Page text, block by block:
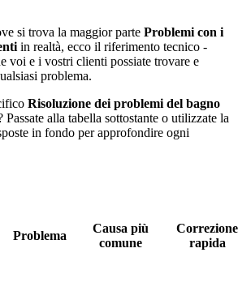
si trova la maggior parte Problemi con i
in realtà, ecco il riferimento tecnico -
voi e i vostri clienti possiate trovare e
problema.
Risoluzione dei problemi del bagno
Passate alla tabella sottostante o utilizzate la
in fondo per approfondire ogni
Problema
Causa più
comune
Correzione
rapida